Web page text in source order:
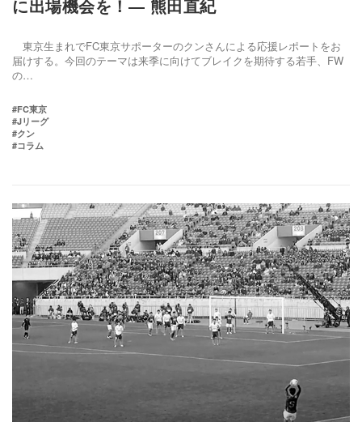
に出場機会を！― 熊田直紀
東京生まれでFC東京サポーターのクンさんによる応援レポートをお
届けする。今回のテーマは来季に向けてブレイクを期待する若手、FW
の…
#FC東京
#Jリーグ
#クン
#コラム